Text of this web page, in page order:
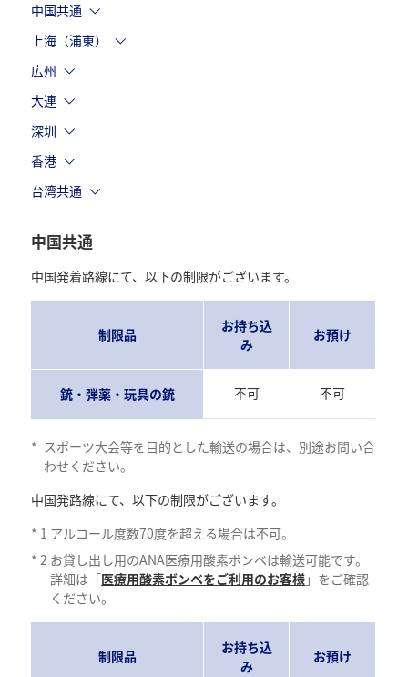
中国共通
上海（浦東）
広州
大連
深圳
香港
台湾共通
中国共通
中国発着路線にて、以下の制限がございます。
制限品
お持ち込
み
お預け
銃・弾薬・玩具の銃 不可 不可
* スポーツ大会等を目的とした輸送の場合は、別途お問い合
わせください。
中国発路線にて、以下の制限がございます。
* 1 アルコール度数70度を超える場合は不可。
* 2 お貸し出し用のANA医療用酸素ボンベは輸送可能です。
詳細は「医療用酸素ボンベをご利用のお客様 」をご確認
ください。
制限品
お持ち込
み
お預け